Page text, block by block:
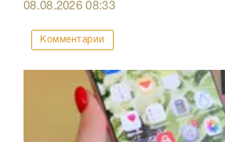
08.08.202608:33
Комментарии